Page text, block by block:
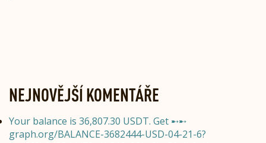
NEJNOVĚJŠÍ KOMENTÁŘE
Your balance is 36,807.30 USDT. Get ➸➸
graph.org/BALANCE-3682444-USD-04-21-6?